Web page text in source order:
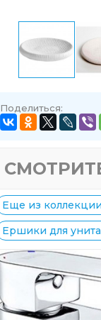
Поделиться:
Еще из
Ершики для